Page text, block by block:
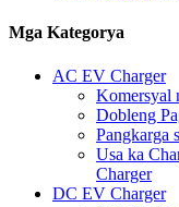
Mga Kategorya
AC EV Charger
Komersyal
Dobleng
Pangkarga
Usa ka
Charger
DC EV Charger